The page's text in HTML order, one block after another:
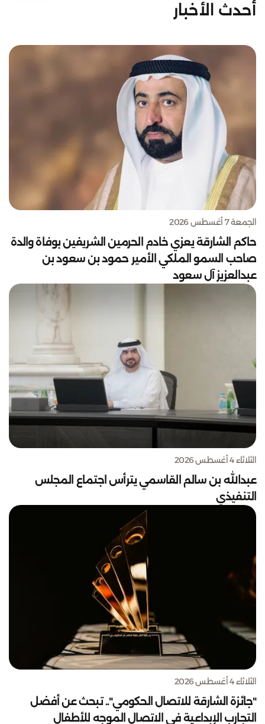
أحدث الأخبار
الجمعة 7 أغسطس 2026
حاكم الشارقة يعزي خادم الحرمين الشريفين بوفاة والدة
صاحب السمو الملكي الأمير حمود بن سعود بن
عبدالعزيز آل سعود
الثلاثاء 4 أغسطس 2026
عبدالله بن سالم القاسمي يترأس اجتماع المجلس
التنفيذي
الثلاثاء 4 أغسطس 2026
"جائزة الشارقة للاتصال الحكومي".. تبحث عن أفضل
التجارب الإبداعية في الاتصال الموجه للأطفال